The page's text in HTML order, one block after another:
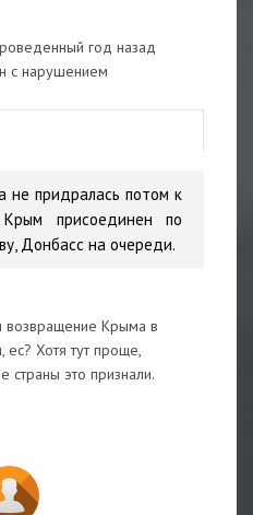
год назад
с нарушением
не придралась потом к
присоединен по
Донбасс на очереди.
возвращение Крыма в
ес? Хотя тут проще,
страны это признали.